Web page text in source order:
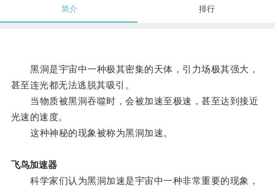
简介 排行
黑洞是宇宙中一种极其密集的天体，引力场极其强大，
甚至连光都无法逃脱其吸引。
当物质被黑洞吞噬时，会被加速至极速，甚至达到接近
光速的速度。
这种神秘的现象被称为黑洞加速。
飞鸟加速器
科学家们认为黑洞加速是宇宙中一种非常重要的现象，